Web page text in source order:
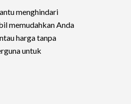
menghindari
memudahkan Anda
harga tanpa
untuk